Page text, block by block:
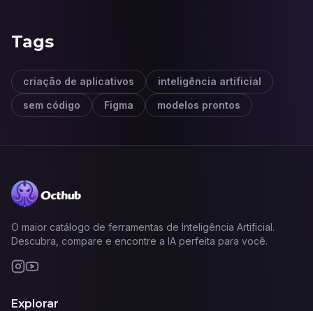
Tags
criação de aplicativos
inteligência artificial
sem código
Figma modelos prontos
O maior catálogo de ferramentas de Inteligência Artificial.
Descubra, compare e encontre a IA perfeita para você.
Explorar